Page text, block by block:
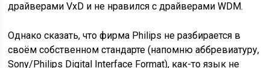
драйверами VxD и не нравился с драйверами WDM.
Однако сказать, что фирма Philips не разбирается в
своём собственном стандарте (напомню аббревиатуру,
Sony/Philips Digital Interface Format), как-то язык не